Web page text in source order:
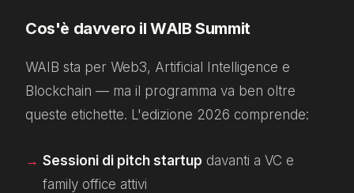
Cos'è davvero il WAIB Summit
WAIB sta per Web3, Artificial Intelligence e
Blockchain — ma il programma va ben oltre
queste etichette. L'edizione 2026 comprende:
Sessioni di pitch startup davanti a VC e
family office attivi